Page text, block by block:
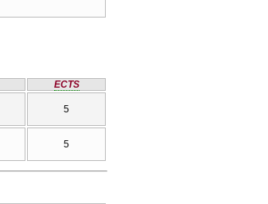
ECTS
5
5